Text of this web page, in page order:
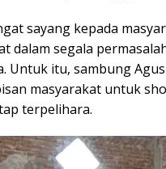
sayang kepada
dalam segala
Untuk itu, sambung
masyarakat untuk
terpelihara.